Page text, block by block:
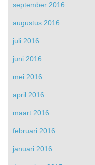
september 2016
augustus 2016
juli 2016
juni 2016
mei 2016
april 2016
maart 2016
februari 2016
januari 2016